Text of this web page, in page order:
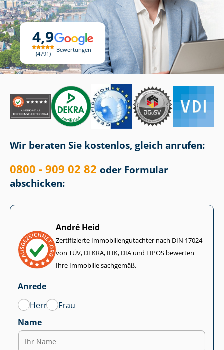
4,9
4791
Bewertungen
Wir beraten Sie kostenlos, gleich anrufen:
0800 - 909 02 82 oder Formular
abschicken:
André Heid
Zertifizierte Im­mo­bi­li­en­gut­ach­ter nach DIN 17024
von TÜV, DEKRA, IHK, DIA und EIPOS bewerten
Ihre Immobilie sachgemäß.
Anrede
Herr
Frau
Name